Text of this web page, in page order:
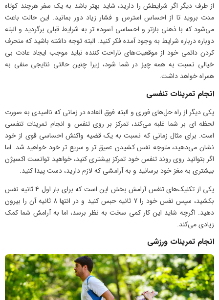
از طرف دیگر اگر شرایطش را دارید، شاید بهتر باشد به یک سفر هرچند کوتاه
مدت بروید تا از احساس استرس و فشار زیاد دور بمانید. این حالت باعث
می‌شود که با ذهنی بازتر و احساسی آسوده تر به شرایط قبلی برگردید و البته
دوباره درباره شرایط به وجود آمده فکر کنید. البته توجه داشته باشید که منحرف
کردن دائمی خود از موقعیت‌های ناراحت کننده نباید موجب ایجاد عادت بی
خیالی نسبت به همه چیز در شما شود، زیرا چنین حالتی نتایجی منفی به
همراه خواهد داشت.
انجام تمرینات تنفسی
یکی دیگر از راه حل‌های فوری و البته فوق العاده در زمانی که ناامیدی به صورت
لحظه ای بر شما غلبه می‌کند، تمرکز بر روی تنفس و انجام تمرینات تنفسی
است. برای مثال زمانی که نسبت به یک قضیه واکنش احساسی قوی از خود
نشان می‌دهید، متوجه نفس کشیدن عمیق تر و سریع تر خود خواهید شد. اما
اگر بتوانید روی روند تنفس خود تمرکز بیشتری کنید، خواهید توانست اکسیژن
بیشتری به مغز خود برسانید و به آرامشی که لازم دارید، دست پیدا کنید.
یکی از تکنیک‌های تنفس آرامش بخش این است که برای بار اول 4 ثانیه نفس
بکشید، سپس نفس خود را 7 ثانیه حبس کنید و در انتها 8 ثانیه آن را بیرون
دهید. اگرچه شاید این کار کمی سخت به نظر برسد، اما به آرامش شما کمک
زیادی می‌کند.
انجام تمرینات ورزشی